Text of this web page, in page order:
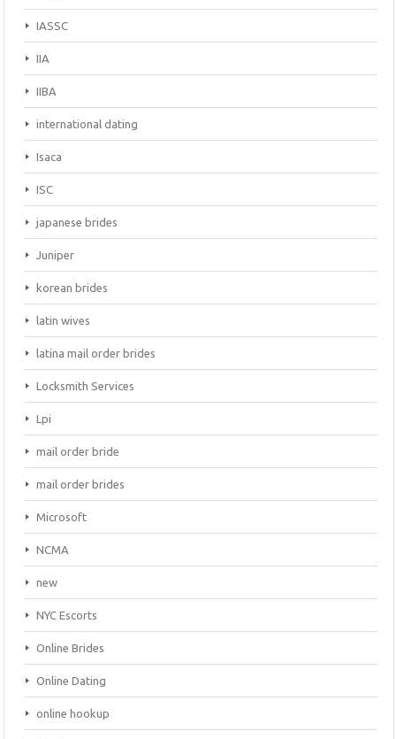
IASSC
IIA
IIBA
international dating
Isaca
ISC
japanese brides
Juniper
korean brides
latin wives
latina mail order brides
Locksmith Services
Lpi
mail order bride
mail order brides
Microsoft
NCMA
new
NYC Escorts
Online Brides
Online Dating
online hookup